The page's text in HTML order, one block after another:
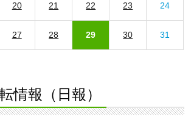
20 21 22 23 24
27 28 29 30 31
情報（日報）